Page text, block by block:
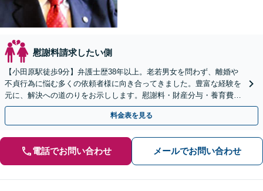
慰謝料請求したい側
【小田原駅徒歩9分】弁護士歴38年以上。老若男女を問わず、離婚や
不貞行為に悩む多くの依頼者様に向き合ってきました。豊富な経験を
元に、解決への道のりをお示しします。慰謝料・財産分与・養育費ほ
か、離婚に際して心配なこと、まずはお聞かせ下さい。
料金表を見る
電話でお問い合わせ メールでお問い合わせ